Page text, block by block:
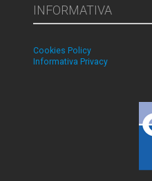
INFORMATIVA
Cookies Policy
Informativa Privacy